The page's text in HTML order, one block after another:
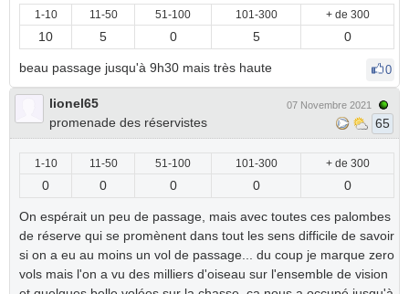
1-10 11-50 51-100 101-300 + de 300
10 5 0 5 0
beau passage jusqu'à 9h30 mais très haute 0
lionel65
promenade des réservistes
07 Novembre 2021
65
1-10 11-50 51-100 101-300 + de 300
0 0 0 0 0
On espérait un peu de passage, mais avec toutes ces palombes
de réserve qui se promènent dans tout les sens difficile de savoir
si on a eu au moins un vol de passage... du coup je marque zero
vols mais l'on a vu des milliers d'oiseau sur l'ensemble de vision